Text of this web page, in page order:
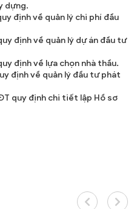
dựng.
định về quản lý chi phí đầu
định về quản lý dự án đầu tư
định về lựa chọn nhà thầu.
định về quản lý đầu tư phát
quy định chi tiết lập Hồ sơ